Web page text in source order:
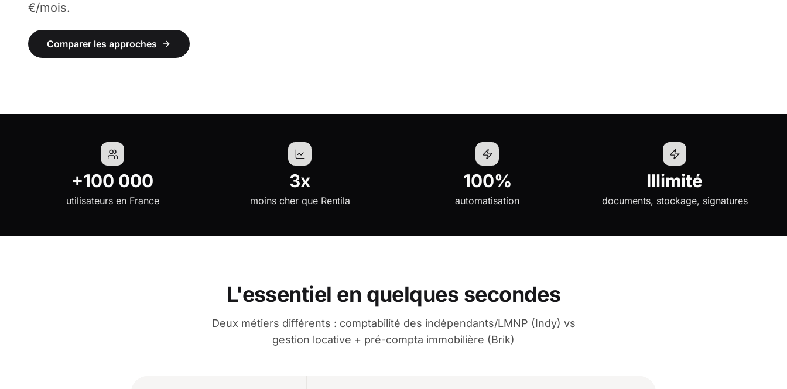
€/mois.
Comparer les approches
+100 000
utilisateurs en France
3x
moins cher que Rentila
100%
automatisation
Illimité
documents, stockage, signatures
L'essentiel en quelques secondes
Deux métiers différents : comptabilité des indépendants/LMNP (Indy) vs
gestion locative + pré-compta immobilière (Brik)